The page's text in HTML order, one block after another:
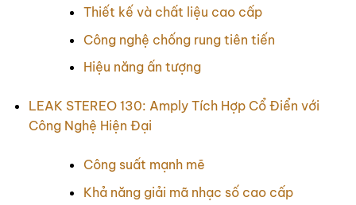
Thiết kế và chất liệu cao cấp
Công nghệ chống rung tiên tiến
Hiệu năng ấn tượng
LEAK STEREO 130: Amply Tích Hợp Cổ Điển với
Công Nghệ Hiện Đại
Công suất mạnh mẽ
Khả năng giải mã nhạc số cao cấp